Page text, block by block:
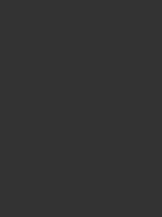
CHEEK GEL